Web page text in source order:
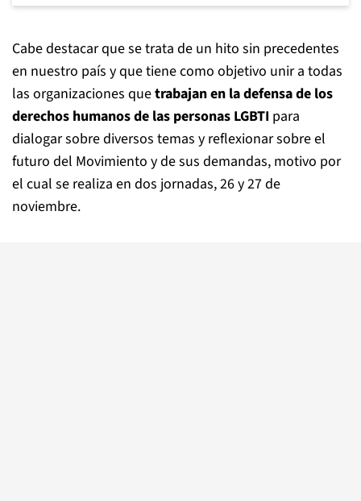
Cabe destacar que se trata de un hito sin precedentes
en nuestro país y que tiene como objetivo unir a todas
las organizaciones quetrabajan en la defensa de los
derechos humanos de las personas LGBTI para
dialogar sobre diversos temas y reflexionar sobre el
futuro del Movimiento y de sus demandas, motivo por
el cual se realiza en dos jornadas, 26 y 27 de
noviembre.